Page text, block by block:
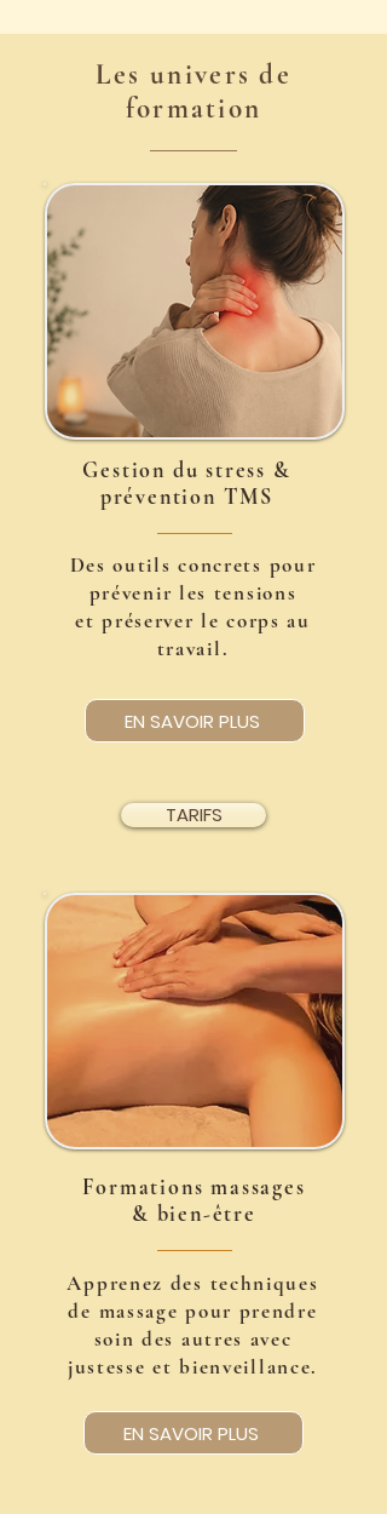
Les univers de
formation
Gestion du stress &
prévention TMS
Des outils concrets pour
prévenir les tensions
et préserver le corps au
travail.
EN SAVOIR PLUS
TARIFS
Formations massages
& bien-être
Apprenez des techniques
de massage pour prendre
soin des autres avec
justesse et bienveillance.
EN SAVOIR PLUS